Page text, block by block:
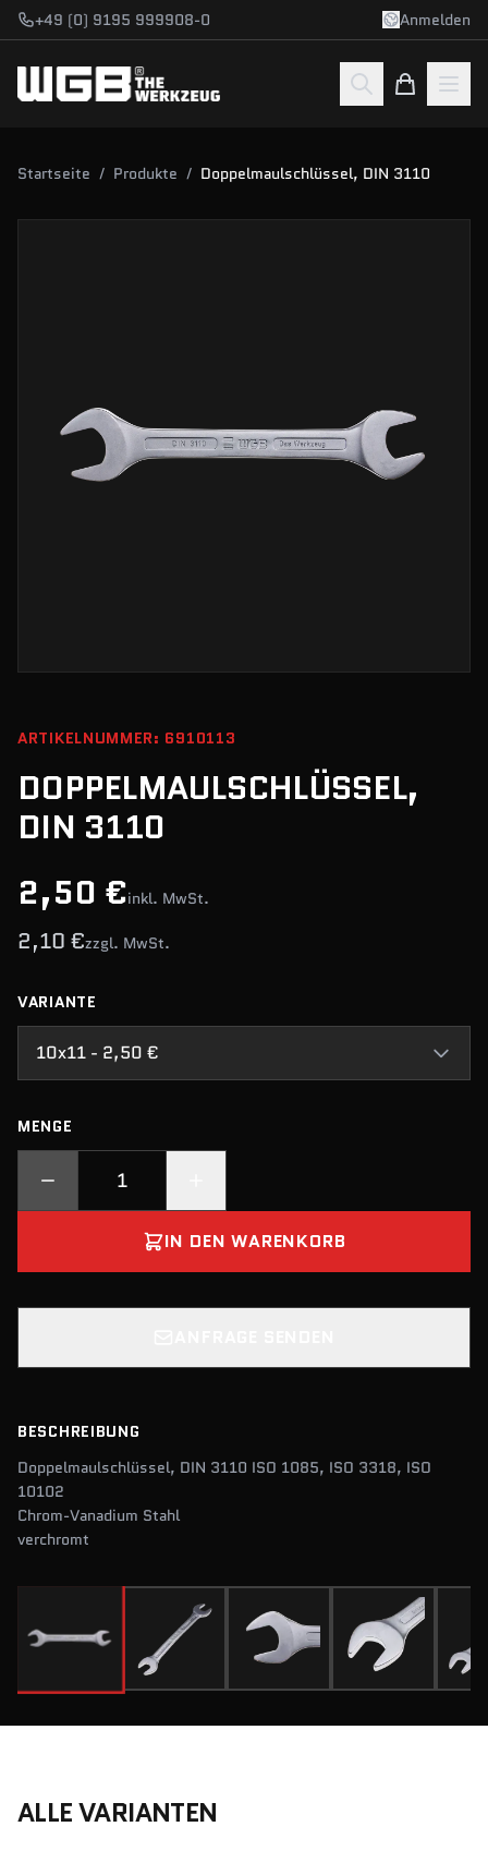
Zum Hauptinhalt springen
+49 (0) 9195 999908-0 Anmelden
Startseite / Produkte / Doppelmaulschlüssel, DIN 3110
ARTIKELNUMMER: 6910113
DOPPELMAULSCHLÜSSEL,
DIN 3110
2,50 €inkl. MwSt.
2,10 €zzgl. MwSt.
VARIANTE
10x11 - 2,50 €
MENGE
IN DEN WARENKORB
BESCHREIBUNG
Doppelmaulschlüssel, DIN 3110 ISO 1085, ISO 3318, ISO
10102
Chrom-Vanadium Stahl
verchromt
ALLE VARIANTEN